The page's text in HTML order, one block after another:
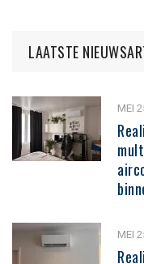
LAATSTE
MEI
MEI